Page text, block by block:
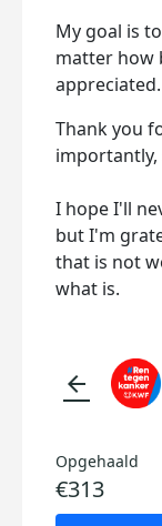
My goal is
matter how
appreciated.
Thank you
I hope I'll
but I'm
that is not
what is.
arrow_back
Opgehaald
€313